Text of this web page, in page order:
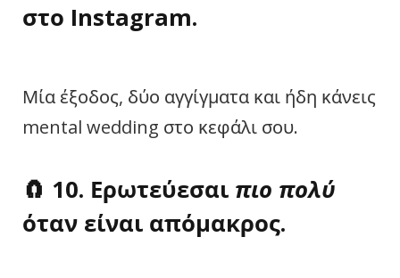
στο Instagram.
Μία έξοδος, δύο αγγίγματα και ήδη κάνεις
mental wedding στο κεφάλι σου.
🧲 10. Ερωτεύεσαι πιο πολύ
όταν είναι απόμακρος.